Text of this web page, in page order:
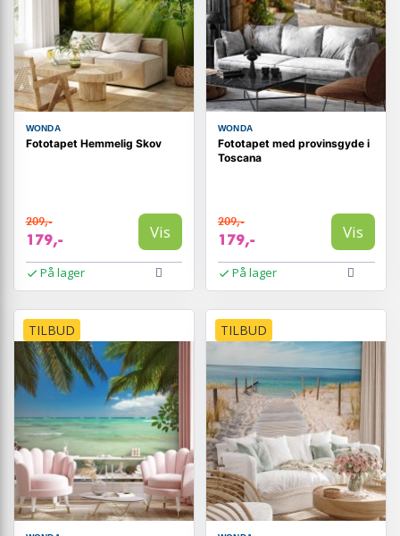
WONDA
Fototapet Hemmelig Skov
209,-
179,- Vis
På lager
WONDA
Fototapet med provinsgyde i
Toscana
209,-
179,- Vis
På lager
TILBUD TILBUD